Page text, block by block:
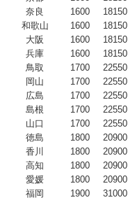
奈良
1600 18150
和歌山
1600 18150
大阪
1600 18150
兵庫
1600 18150
鳥取
1700 22550
岡山
1700 22550
広島
1700 22550
島根
1700 22550
山口
1700 22550
徳島
1800 20900
香川
1800 20900
高知
1800 20900
愛媛
1800 20900
福岡
1900 31000